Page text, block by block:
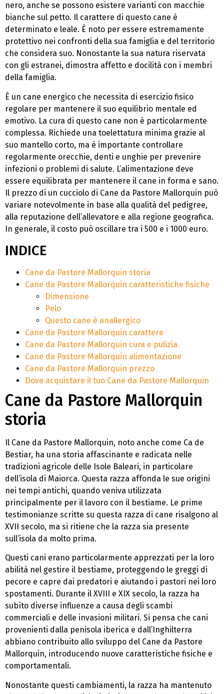
nero, anche se possono esistere varianti con macchie
bianche sul petto. Il carattere di questo cane è
determinato e leale. È noto per essere estremamente
protettivo nei confronti della sua famiglia e del territorio
che considera suo. Nonostante la sua natura riservata
con gli estranei, dimostra affetto e docilità con i membri
della famiglia.
È un cane energico che necessita di esercizio fisico
regolare per mantenere il suo equilibrio mentale ed
emotivo. La cura di questo cane non è particolarmente
complessa. Richiede una toelettatura minima grazie al
suo mantello corto, ma è importante controllare
regolarmente orecchie, denti e unghie per prevenire
infezioni o problemi di salute. L’alimentazione deve
essere equilibrata per mantenere il cane in forma e sano.
Il prezzo di un cucciolo di Cane da Pastore Mallorquin può
variare notevolmente in base alla qualità del pedigree,
alla reputazione dell’allevatore e alla regione geografica.
In generale, il costo può oscillare tra i 500 e i 1000 euro.
INDICE
Cane da Pastore Mallorquin storia
Cane da Pastore Mallorquin caratteristiche fisiche
Dimensione
Pelo
Questo cane è anallergico
Cane da Pastore Mallorquin carattere
Cane da Pastore Mallorquin cura e pulizia
Cane da Pastore Mallorquin alimentazione
Cane da Pastore Mallorquin prezzo
Dove acquistare il tuo Cane da Pastore Mallorquin
Cane da Pastore Mallorquin
storia
Il Cane da Pastore Mallorquin, noto anche come Ca de
Bestiar, ha una storia affascinante e radicata nelle
tradizioni agricole delle Isole Baleari, in particolare
dell’isola di Maiorca. Questa razza affonda le sue origini
nei tempi antichi, quando veniva utilizzata
principalmente per il lavoro con il bestiame. Le prime
testimonianze scritte su questa razza di cane risalgono al
XVII secolo, ma si ritiene che la razza sia presente
sull’isola da molto prima.
Questi cani erano particolarmente apprezzati per la loro
abilità nel gestire il bestiame, proteggendo le greggi di
pecore e capre dai predatori e aiutando i pastori nei loro
spostamenti. Durante il XVIII e XIX secolo, la razza ha
subìto diverse influenze a causa degli scambi
commerciali e delle invasioni militari. Si pensa che cani
provenienti dalla penisola iberica e dall’Inghilterra
abbiano contribuito allo sviluppo del Cane da Pastore
Mallorquin, introducendo nuove caratteristiche fisiche e
comportamentali.
Nonostante questi cambiamenti, la razza ha mantenuto